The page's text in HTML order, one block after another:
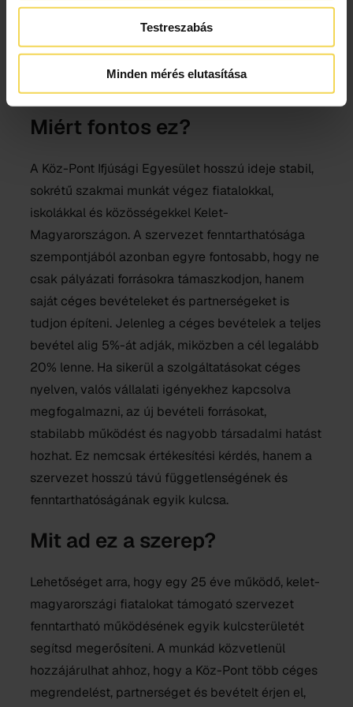
Testreszabás
Minden mérés elutasítása
cégnek, hogyan lehet megrendelni, és milyen
folyamat vezet az első kapcsolatfelvételtől a
partnerségig.
Miért fontos ez?
A Köz-Pont Ifjúsági Egyesület hosszú ideje stabil,
sokrétű szakmai munkát végez fiatalokkal,
iskolákkal és közösségekkel Kelet-
Magyarországon. A szervezet fenntarthatósága
szempontjából azonban egyre fontosabb, hogy ne
csak pályázati forrásokra támaszkodjon, hanem
saját céges bevételeket és partnerségeket is
tudjon építeni. Jelenleg a céges bevételek a teljes
bevétel alig 5%-át adják, miközben a cél legalább
20% lenne. Ha sikerül a szolgáltatásokat céges
nyelven, valós vállalati igényekhez kapcsolva
megfogalmazni, az új bevételi forrásokat,
stabilabb működést és nagyobb társadalmi hatást
hozhat. Ez nemcsak értékesítési kérdés, hanem a
szervezet hosszú távú függetlenségének és
fenntarthatóságának egyik kulcsa.
Mit ad ez a szerep?
Lehetőséget arra, hogy egy 25 éve működő, kelet-
magyarországi fiatalokat támogató szervezet
fenntartható működésének egyik kulcsterületét
segítsd megerősíteni. A munkád közvetlenül
hozzájárulhat ahhoz, hogy a Köz-Pont több céges
megrendelést, partnerséget és bevételt érjen el,